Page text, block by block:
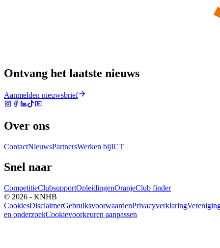
Ontvang het laatste nieuws
Aanmelden nieuwsbrief
Over ons
ContactNieuwsPartnersWerken bijICT
Snel naar
CompetitieClubsupportOpleidingenOranjeClub finder
© 2026 - KNHB
CookiesDisclaimerGebruiksvoorwaardenPrivacyverklaring
en onderzoekCookievoorkeuren aanpassen